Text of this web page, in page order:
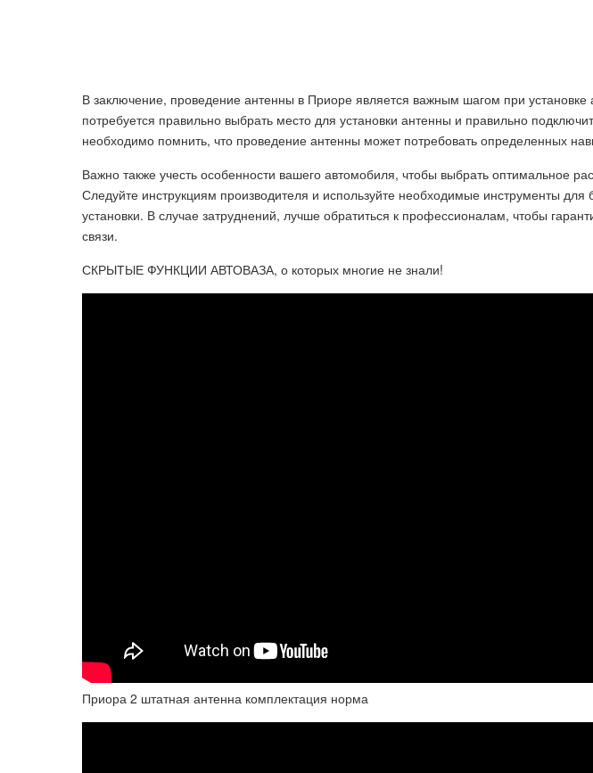
В заключение, проведение антенны в Приоре является важным шагом при
потребуется правильно выбрать место для установки антенны и правильно
необходимо помнить, что проведение антенны может потребовать определенных
Важно также учесть особенности вашего автомобиля, чтобы выбрать оптимальное
Следуйте инструкциям производителя и используйте необходимые инструменты для
установки. В случае затруднений, лучше обратиться к профессионалам, чтобы
связи.
СКРЫТЫЕ ФУНКЦИИ АВТОВАЗА, о которых многие не знали!
Приора 2 штатная антенна комплектация норма